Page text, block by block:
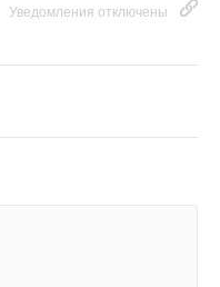
Уведомления отключены